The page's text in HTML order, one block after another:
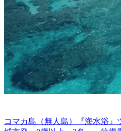
コマカ島（無人島）『海水浴